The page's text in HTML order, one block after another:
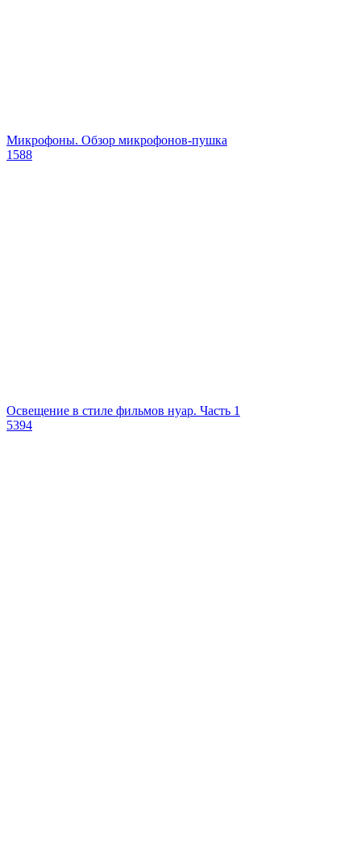
Микрофоны. Обзор микрофонов-пушка
1588
Освещение в стиле фильмов нуар. Часть 1
5394